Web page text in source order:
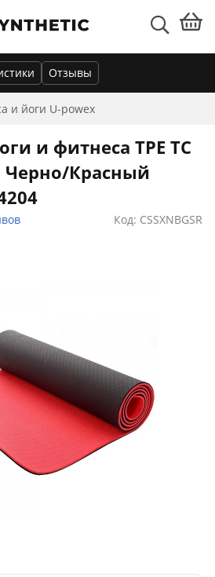
и йоги U-powex
Отзывы
и фитнеса TPE TC
Черно/Красный
Код: CSSXNBGSR